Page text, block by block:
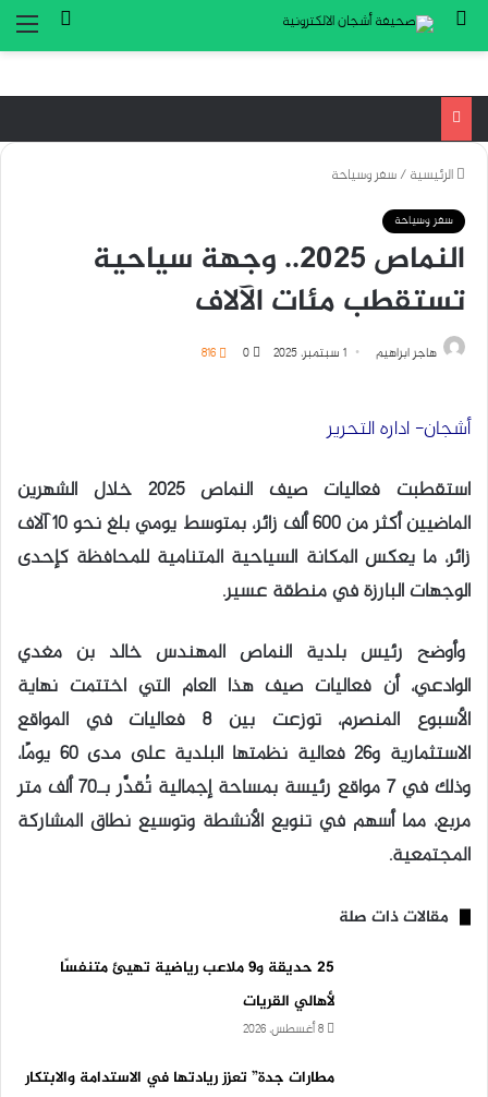
بحث عن
الرئيسية/سفر وسياحة
سفر وسياحة
النماص 2025.. وجهة سياحية
تستقطب مئات الآلاف
هاجر ابراهيم 1 سبتمبر، 2025 0
816
أشجان- اداره التحرير
استقطبت فعاليات صيف النماص 2025 خلال الشهرين
الماضيين أكثر من 600 ألف زائر، بمتوسط يومي بلغ نحو 10 آلاف
زائر، ما يعكس المكانة السياحية المتنامية للمحافظة كإحدى
الوجهات البارزة في منطقة عسير.
وأوضح رئيس بلدية النماص المهندس خالد بن مغدي
الوادعي، أن فعاليات صيف هذا العام التي اختتمت نهاية
الأسبوع المنصرم، توزعت بين 8 فعاليات في المواقع
الاستثمارية و26 فعالية نظمتها البلدية على مدى 60 يومًا،
وذلك في 7 مواقع رئيسة بمساحة إجمالية تُقدَّر بـ70 ألف متر
مربع، مما أسهم في تنويع الأنشطة وتوسيع نطاق المشاركة
المجتمعية.
مقالات ذات صلة
25 حديقة و9 ملاعب رياضية تهيئ متنفسًا
لأهالي القريات
8 أغسطس، 2026
مطارات جدة” تعزز ريادتها في الاستدامة والابتكار